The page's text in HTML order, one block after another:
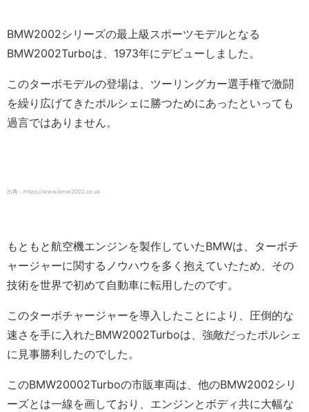
BMW2002シリーズの最上級スポーツモデルとなる
BMW2002Turboは、1973年にデビューしました。
このターボモデルの登場は、ツーリングカー選手権で激闘
を繰り広げてきたポルシェに勝つためにあったといっても
過言ではありません。
出典：https://www.bmw2002.co.uk
もともと航空機エンジンを製作していたBMWは、ターボチ
ャージャーに関するノウハウを多く抱えていたため、その
技術を世界で初めて自動車に転用したのです。
このターボチャージャーを導入したことにより、圧倒的な
速さを手に入れたBMW2002Turboは、強敵だったポルシェ
に見事勝利したのでした。
このBMW20002Turboの市販車両は、他のBMW2002シリ
ーズとは一線を画しており、エンジンとボディ共に大幅な